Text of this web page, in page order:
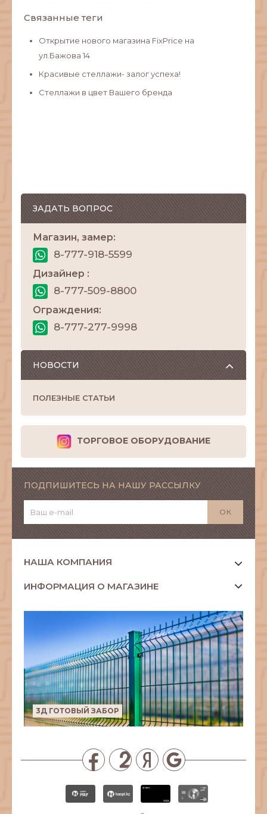
Связанные теги
Открытие нового магазина FixPrice на
ул.Бажова 14
Красивые стеллажи- залог успеха!
Стеллажи в цвет Вашего бренда
ЗАДАТЬ ВОПРОС
Магазин, замер:
8-777-918-5599
Дизайнер :
8-777-509-8800
Ограждения:
8-777-277-9998
НОВОСТИ
ПОЛЕЗНЫЕ СТАТЬИ
ТОРГОВОЕ ОБОРУДОВАНИЕ
ПОДПИШИТЕСЬ НА НАШУ РАССЫЛКУ
НАША КОМПАНИЯ
ИНФОРМАЦИЯ О МАГАЗИНЕ
3Д ГОТОВЫЙ ЗАБОР